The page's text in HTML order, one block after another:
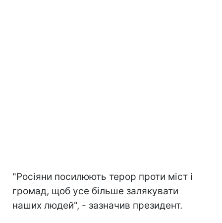
"Росіяни посилюють терор проти міст і
громад, щоб усе більше залякувати
наших людей", - зазначив президент.